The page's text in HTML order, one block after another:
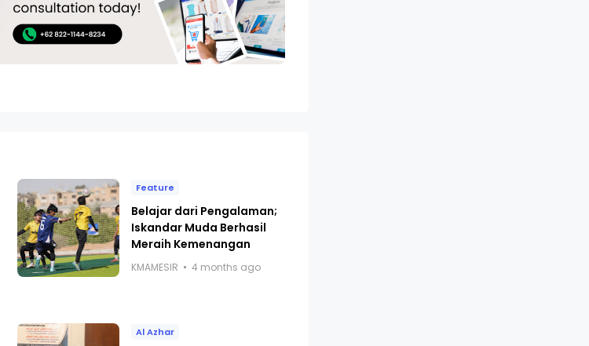
Feature
Belajar dari Pengalaman;
Iskandar Muda Berhasil
Meraih Kemenangan
KMAMESIR 4 months ago
Al Azhar